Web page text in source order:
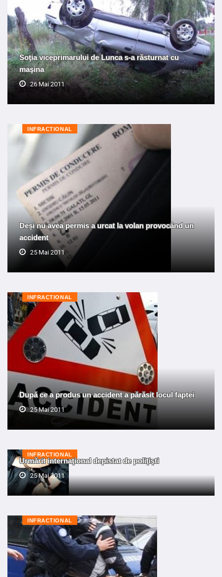
Soţia viceprimarului de Lunca s-a răsturnat cu
maşina
26 Mai 2011
INFRACTIONAL
Deși nu avea permis a urcat la volan provocând un
accident
25 Mai 2011
INFRACTIONAL
După ce a produs un accident a părăsit locul faptei
25 Mai 2011
INFRACTIONAL
Urmărit internaţional depistat de poliţişti
25 Mai 2011
INFRACTIONAL